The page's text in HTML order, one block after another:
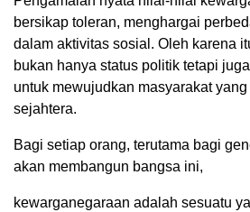
bersikap toleran, menghargai
dalam aktivitas sosial. Oleh karena
bukan hanya status politik tetapi
untuk mewujudkan masyarakat
sejahtera.
Bagi setiap orang, terutama bagi
akan membangun bangsa ini,
kewarganegaraan adalah sesuatu